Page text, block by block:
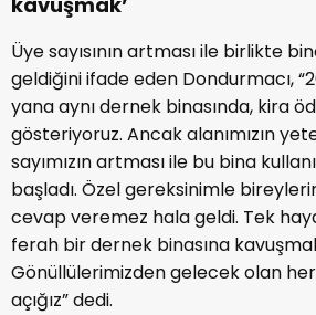
Üye sayısının artması ile birlikte
geldiğini ifade eden Dondurmacı,
yana aynı dernek binasında, kira
gösteriyoruz. Ancak alanımızın
sayımızın artması ile bu bina
başladı. Özel gereksinimle
cevap veremez hala geldi. Tek
ferah bir dernek binasına
Gönüllülerimizden gelecek olan
açığız” dedi.